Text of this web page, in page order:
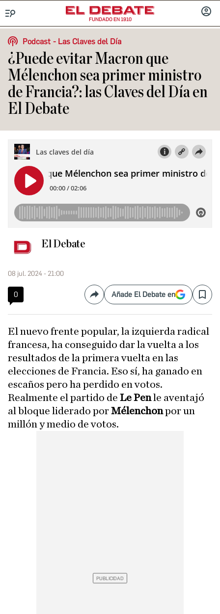
FUNDADO EN 1910
SESIÓN
Podcast
Las Claves del Día
¿Puede evitar Macron que
Mélenchon sea primer ministro
de Francia?: las Claves del Día en
El Debate
El Debate
08 jul. 2024 - 21:00
0 CompartirAñade El Debate en Save
El nuevo frente popular, la izquierda radical
francesa, ha conseguido dar la vuelta a los
resultados de la primera vuelta en las
elecciones de Francia. Eso sí, ha ganado en
escaños pero ha perdido en votos.
Realmente el partido de Le Penle aventajó
al bloque liderado porMélenchonpor un
millón y medio de votos.